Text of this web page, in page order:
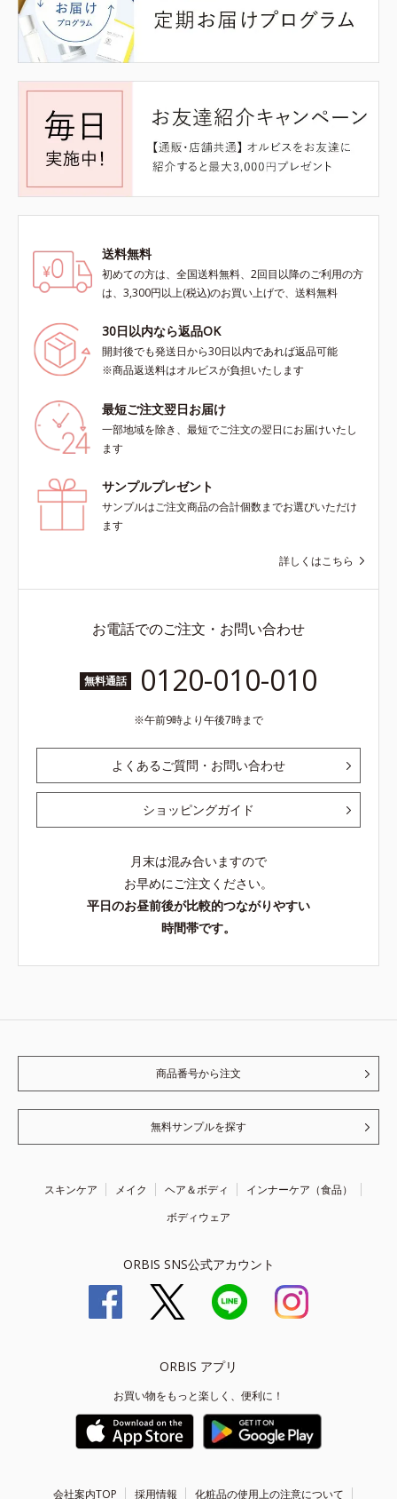
送料無料
初めての方は、全国送料無料、2回目以降のご利用の方
は、3,300円以上(税込)のお買い上げで、送料無料
30日以内なら返品OK
開封後でも発送日から30日以内であれば返品可能
※商品返送料はオルビスが負担いたします
最短ご注文翌日お届け
一部地域を除き、最短でご注文の翌日にお届けいたし
ます
サンプルプレゼント
サンプルはご注文商品の合計個数までお選びいただけ
ます
詳しくはこちら
お電話でのご注文・お問い合わせ
無料通話 0120-010-010
午前9時より午後7時まで
よくあるご質問・お問い合わせ
ショッピングガイド
月末は混み合いますので
お早めにご注文ください。
平日のお昼前後が比較的つながりやすい
時間帯です。
商品番号から注文
無料サンプルを探す
スキンケア メイク ヘア＆ボディ
インナーケア（食品）
ボディウェア
ORBIS SNS公式アカウント
ORBIS アプリ
お買い物をもっと楽しく、便利に！
会社案内TOP 採用情報 化粧品の使用上の注意について